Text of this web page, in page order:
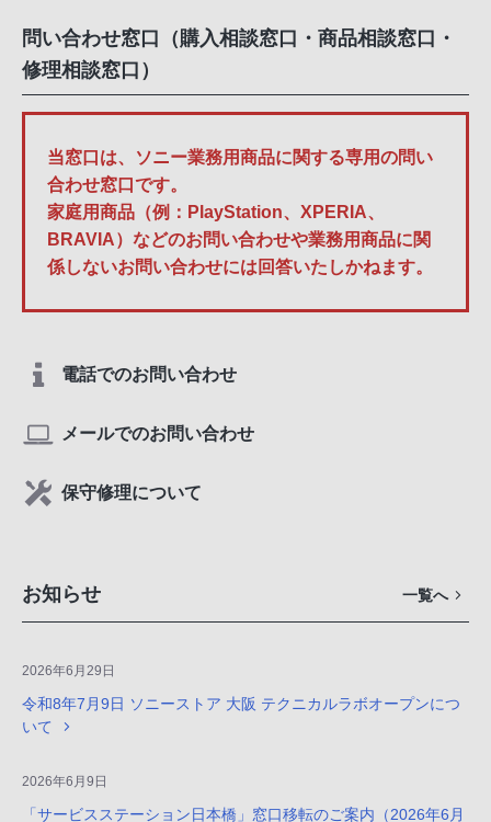
問い合わせ窓口（購入相談窓口・商品相談窓口・
修理相談窓口）
当窓口は、ソニー業務用商品に関する専用の問い
合わせ窓口です。
家庭用商品（例：PlayStation、XPERIA、
BRAVIA）などのお問い合わせや業務用商品に関
係しないお問い合わせには回答いたしかねます。
電話でのお問い合わせ
メールでのお問い合わせ
保守修理について
お知らせ 一覧へ
2026年6月29日
令和8年7月9日 ソニーストア 大阪 テクニカルラボオープンにつ
いて
2026年6月9日
「サービスステーション日本橋」窓口移転のご案内（2026年6月